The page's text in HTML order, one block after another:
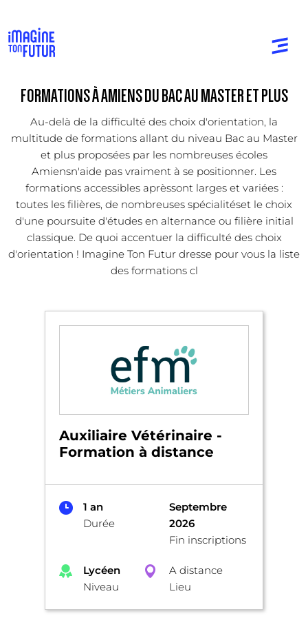
FORMATIONS À AMIENS DU BAC AU MASTER ET PLUS
Au-delà de la difficulté des choix d'orientation, la
multitude de formations allant du niveau Bac au Master
et plus proposées par les nombreuses écoles
Amiensn'aide pas vraiment à se positionner. Les
formations accessibles aprèssont larges et variées :
toutes les filières, de nombreuses spécialitéset le choix
d'une poursuite d'études en alternance ou filière initial
classique. De quoi accentuer la difficulté des choix
d'orientation ! Imagine Ton Futur dresse pour vous la liste
des formations cl
Auxiliaire Vétérinaire -
Formation à distance
1 an
Durée
Septembre
2026
Fin inscriptions
Lycéen
Niveau
A distance
Lieu